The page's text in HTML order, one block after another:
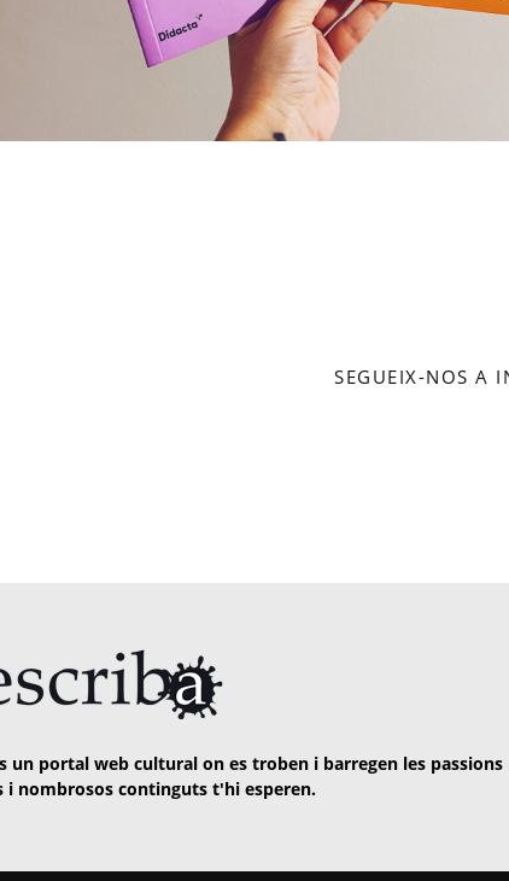
SEGUEIX-NOS A
un portal web cultural on es troben i barregen les
i nombrosos continguts t'hi esperen.